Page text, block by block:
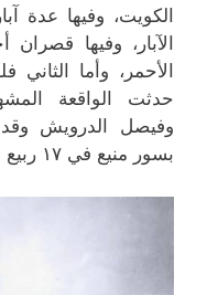
الكويت، وفيها عدة
الآبار، وفيها
الأحمر، وأما
حدثت الواقعة
وفيصل الدرويش وقد
بسور منيع في ۱۷ ربيع أول سنة ۱۳۳۹ هجرية .